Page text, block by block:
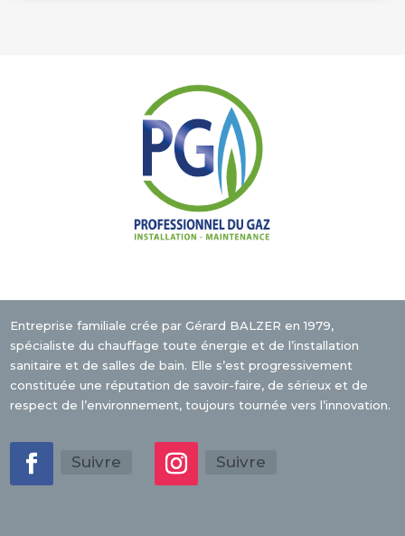
Entreprise familiale crée par Gérard BALZER en 1979,
spécialiste du chauffage toute énergie et de l’installation
sanitaire et de salles de bain. Elle s’est progressivement
constituée une réputation de savoir-faire, de sérieux et de
respect de l’environnement, toujours tournée vers l’innovation.
Suivre Suivre